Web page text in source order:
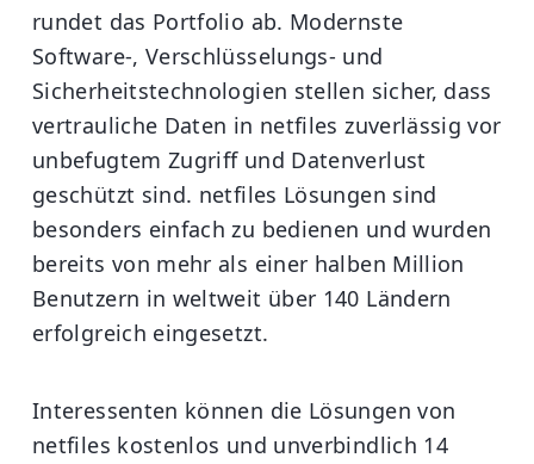
rundet das Portfolio ab. Modernste
Software-, Verschlüsselungs- und
Sicherheitstechnologien stellen sicher, dass
vertrauliche Daten in netfiles zuverlässig vor
unbefugtem Zugriff und Datenverlust
geschützt sind. netfiles Lösungen sind
besonders einfach zu bedienen und wurden
bereits von mehr als einer halben Million
Benutzern in weltweit über 140 Ländern
erfolgreich eingesetzt.
Interessenten können die Lösungen von
netfiles kostenlos und unverbindlich 14